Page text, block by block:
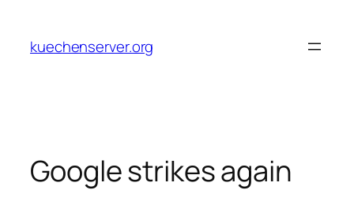
content
kuechenserver.org
Google strikes again